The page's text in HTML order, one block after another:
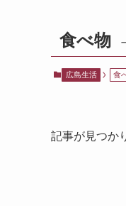
食べ物
広島生活 食
記事が見つか